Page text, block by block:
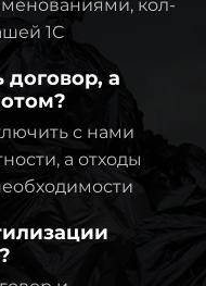
кол-
1C
а
с нами
а отходы